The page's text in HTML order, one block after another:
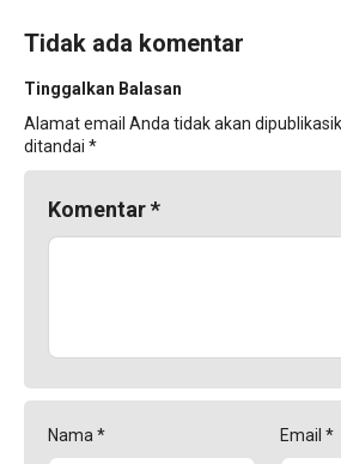
Tidak ada komentar
Tinggalkan Balasan
Alamat email Anda tidak akan
ditandai *
Komentar*
Nama* Email *